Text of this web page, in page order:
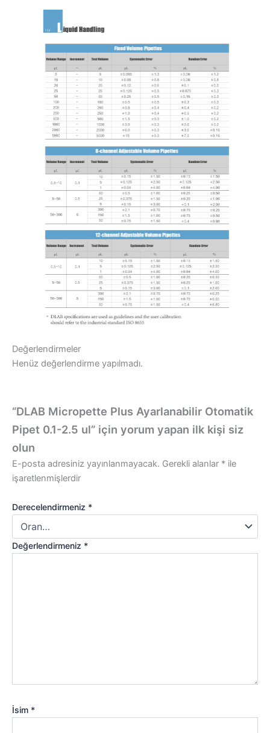
Değerlendirmeler
Henüz değerlendirme yapılmadı.
“DLAB Micropette Plus Ayarlanabilir Otomatik
Pipet 0.1-2.5 ul” için yorum yapan ilk kişi siz
olun
E-posta adresiniz yayınlanmayacak. Gerekli alanlar * ile
işaretlenmişlerdir
Derecelendirmeniz *
Değerlendirmeniz *
İsim *